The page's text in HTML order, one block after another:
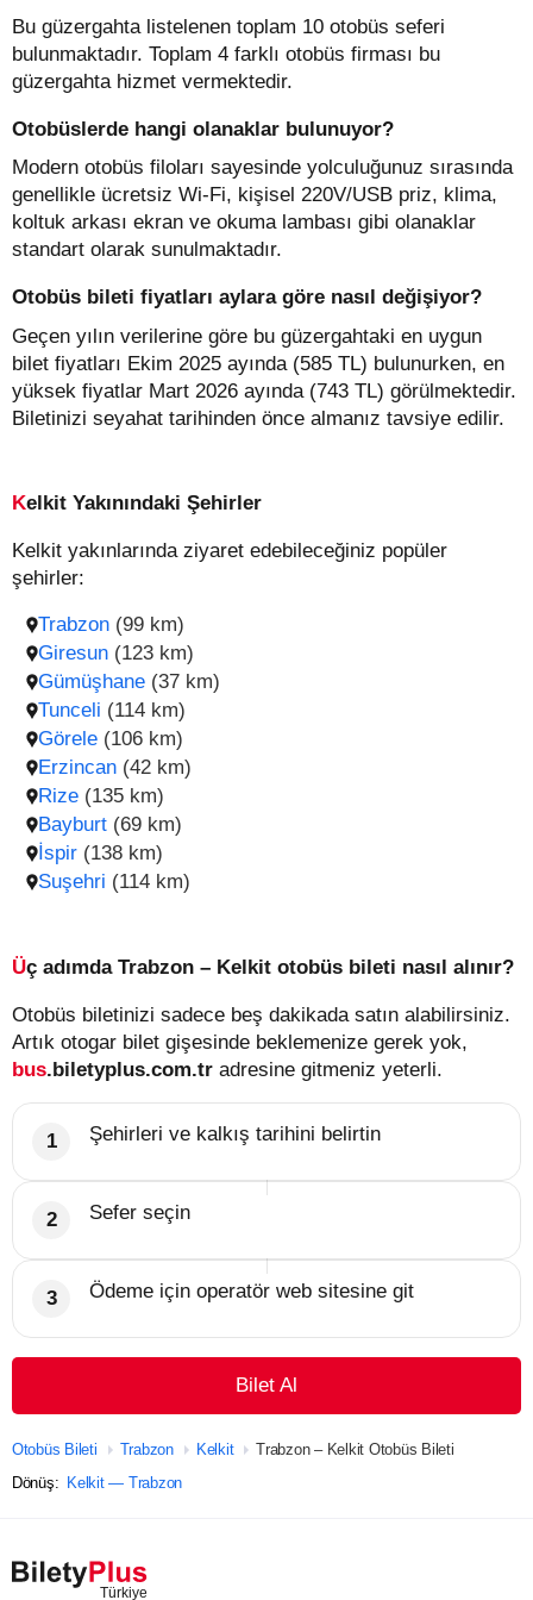
Bu güzergahta listelenen toplam 10 otobüs seferi
bulunmaktadır. Toplam 4 farklı otobüs firması bu
güzergahta hizmet vermektedir.
Otobüslerde hangi olanaklar bulunuyor?
Modern otobüs filoları sayesinde yolculuğunuz sırasında
genellikle ücretsiz Wi-Fi, kişisel 220V/USB priz, klima,
koltuk arkası ekran ve okuma lambası gibi olanaklar
standart olarak sunulmaktadır.
Otobüs bileti fiyatları aylara göre nasıl değişiyor?
Geçen yılın verilerine göre bu güzergahtaki en uygun
bilet fiyatları Ekim 2025 ayında (585 TL) bulunurken, en
yüksek fiyatlar Mart 2026 ayında (743 TL) görülmektedir.
Biletinizi seyahat tarihinden önce almanız tavsiye edilir.
Kelkit Yakınındaki Şehirler
Kelkit yakınlarında ziyaret edebileceğiniz popüler
şehirler:
Trabzon (99 km)
Erzincan (42 km)
Giresun (123 km)
Rize (135 km)
Gümüşhane (37 km)
Bayburt (69 km)
Tunceli (114 km)
İspir (138 km)
Görele (106 km)
Suşehri (114 km)
Üç adımda Trabzon – Kelkit otobüs bileti nasıl alınır?
Otobüs biletinizi sadece beş dakikada satın alabilirsiniz.
Artık otogar bilet gişesinde beklemenize gerek yok,
bus.biletyplus.com.tr adresine gitmeniz yeterli.
Şehirleri ve kalkış tarihini belirtin
Sefer seçin
Ödeme için operatör web sitesine git
Bilet Al
Otobüs Bileti Trabzon Kelkit
Trabzon – Kelkit Otobüs Bileti
Dönüş: Kelkit — Trabzon